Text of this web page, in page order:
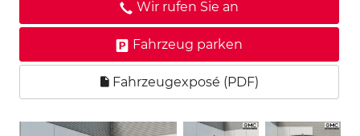
Wir rufen Sie an
Fahrzeug parken
Fahrzeugexposé (PDF)